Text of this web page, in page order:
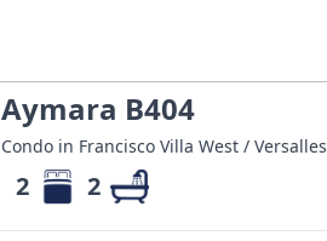
Aymara B404
Condo in Francisco Villa West / Versalles
2 2